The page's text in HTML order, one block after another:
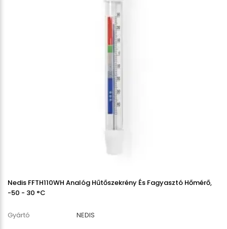
Nedis FFTH110WH Analóg Hűtőszekrény És Fagyasztó Hőmérő,
-50 - 30 °C
Gyártó NEDIS